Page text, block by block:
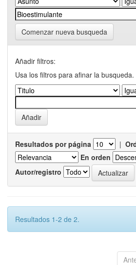
Comenzar nueva busqueda
Añadir filtros:
Usa los filtros para afinar la busqueda.
Resultados por página |
En orden
Autor/registro
Resultados 1-2 de 2.